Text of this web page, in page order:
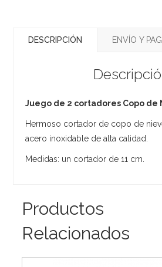
DESCRIPCIÓN ENVÍO Y
Juego de 2 cortadores Copo de
Hermoso cortador de copo de
acero inoxidable de alta calidad.
Medidas: un cortador de 11 cm.
Productos
Relacionados